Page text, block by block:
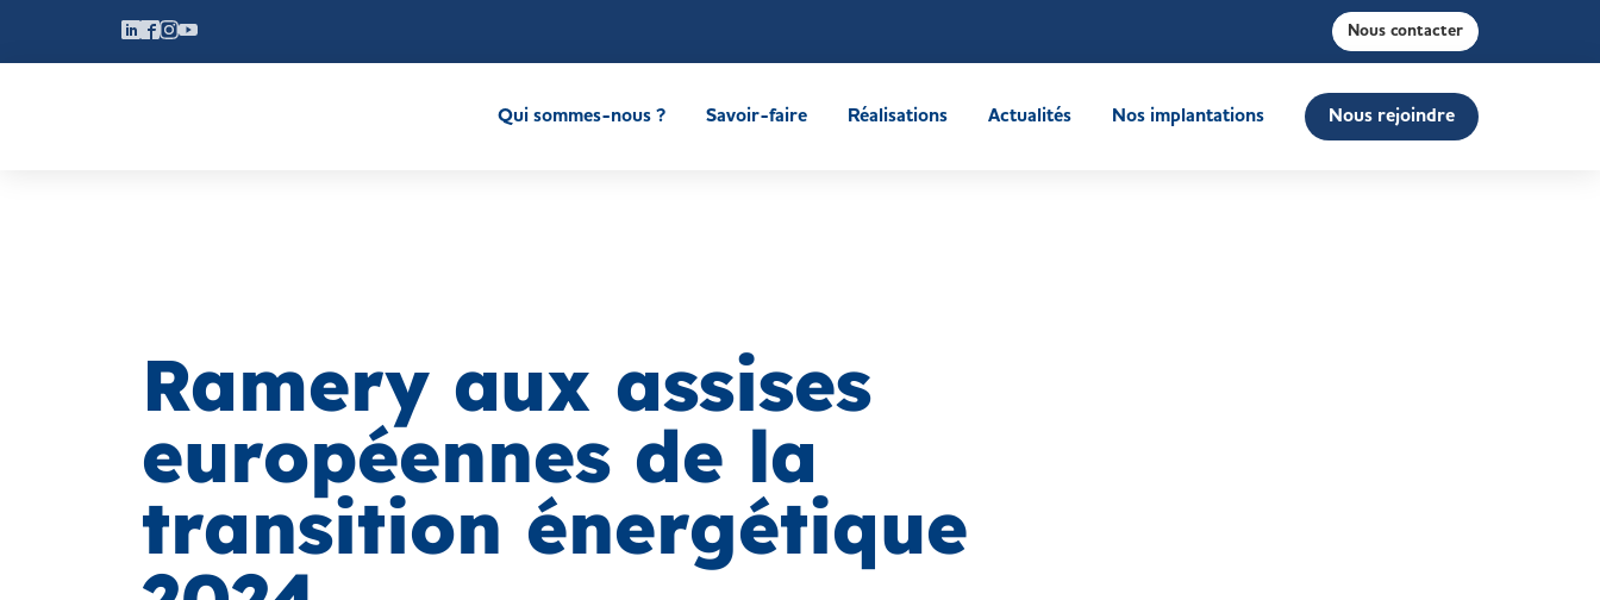
Nous contacter
Qui sommes-nous ? Savoir-faire Réalisations Actualités Nos implantations Nous rejoindre
Ramery aux assises
européennes de la
transition énergétique